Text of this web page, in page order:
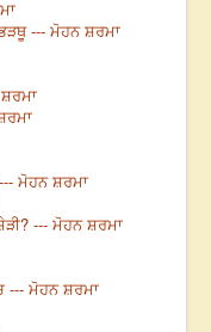
--- ਮੋਹਨ ਸ਼ਰਮਾ
ਮੋਹਨ ਸ਼ਰਮਾ
--- ਮੋਹਨ ਸ਼ਰਮਾ
--- ਮੋਹਨ ਸ਼ਰਮਾ